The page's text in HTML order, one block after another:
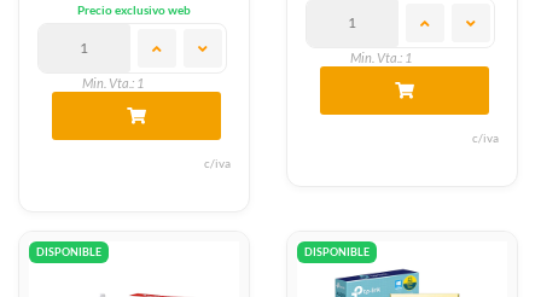
Precio exclusivo web
Min. Vta.: 1
c/iva
Min. Vta.: 1
c/iva
DISPONIBLE DISPONIBLE